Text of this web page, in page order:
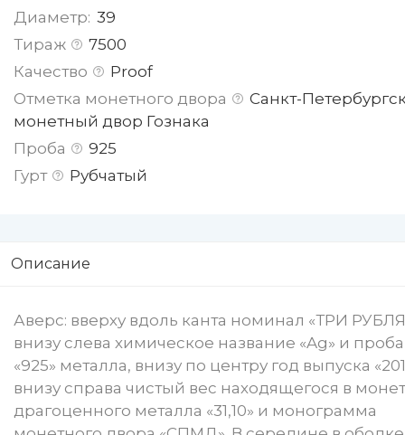
Диаметр: 39
Тираж
7500
Качество
Proof
Отметка монетного двора
Санкт-
монетный двор Гознака
Проба
925
Гурт
Рубчатый
Описание
Аверс: вверху вдоль канта номинал «ТРИ
внизу слева химическое название «Ag» и проба
«925» металла, внизу по центру год выпуска
внизу справа чистый вес находящегося в
драгоценного металла «31,10» и монограмма